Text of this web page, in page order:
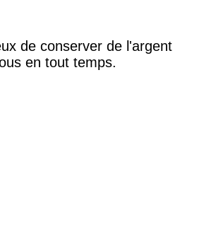
de conserver de l'argent
en tout temps.